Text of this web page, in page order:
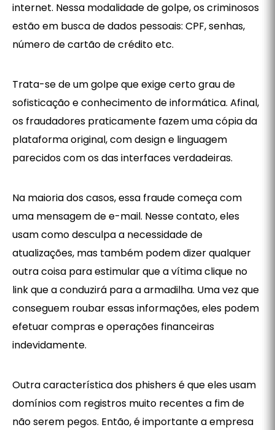
internet. Nessa modalidade de golpe, os criminosos
estão em busca de dados pessoais: CPF, senhas,
número de cartão de crédito etc.
Trata-se de um golpe que exige certo grau de
sofisticação e conhecimento de informática. Afinal,
os fraudadores praticamente fazem uma cópia da
plataforma original, com design e linguagem
parecidos com os das interfaces verdadeiras.
Na maioria dos casos, essa fraude começa com
uma mensagem de e-mail. Nesse contato, eles
usam como desculpa a necessidade de
atualizações, mas também podem dizer qualquer
outra coisa para estimular que a vítima clique no
link que a conduzirá para a armadilha. Uma vez que
conseguem roubar essas informações, eles podem
efetuar compras e operações financeiras
indevidamente.
Outra característica dos phishers é que eles usam
domínios com registros muito recentes a fim de
não serem pegos. Então, é importante a empresa